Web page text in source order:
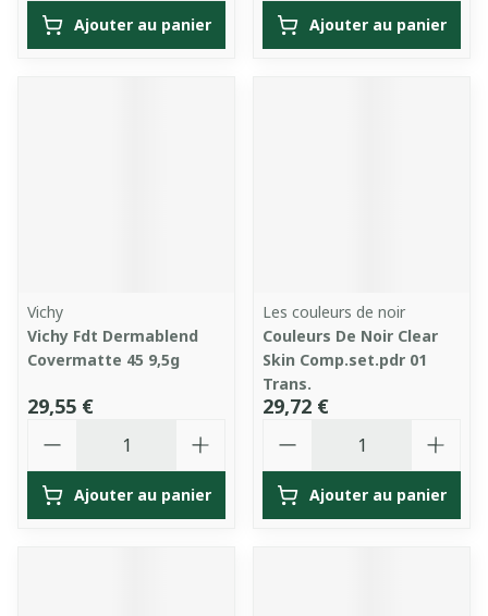
Ajouter au panier Ajouter au panier
Vichy
Vichy Fdt Dermablend
Covermatte 45 9,5g
29,55 €
Ajouter au panier
Les couleurs de noir
Couleurs De Noir Clear
Skin Comp.set.pdr 01
Trans.
29,72 €
Ajouter au panier